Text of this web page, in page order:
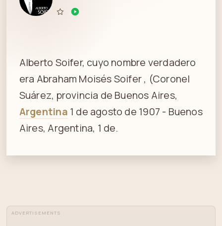
Alberto Soifer, cuyo nombre verdadero
era Abraham Moisés Soifer , (Coronel
Suárez, provincia de Buenos Aires,
Argentina 1 de agosto de 1907 - Buenos
Aires, Argentina, 1 de.
ADVERTISEMENTS